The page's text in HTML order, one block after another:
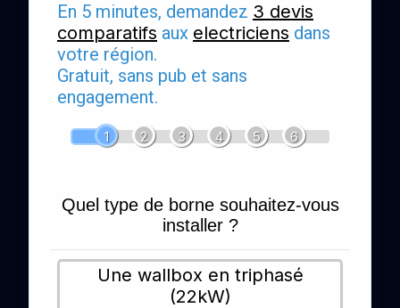
En 5 minutes, demandez 3 devis
comparatifs aux electriciens dans
votre région.
Gratuit, sans pub et sans
engagement.
1 2 3 4 5 6
Quel type de borne souhaitez-vous
installer ?
Une wallbox en triphasé
(22kW)